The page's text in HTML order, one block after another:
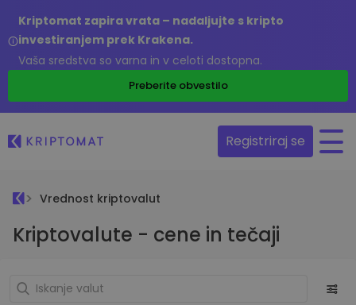
Kriptomat zapira vrata – nadaljujte s kripto
investiranjem prek Krakena.
Vaša sredstva so varna in v celoti dostopna.
Preberite obvestilo
Registriraj se
Vrednost kriptovalut
Kriptovalute - cene in tečaji